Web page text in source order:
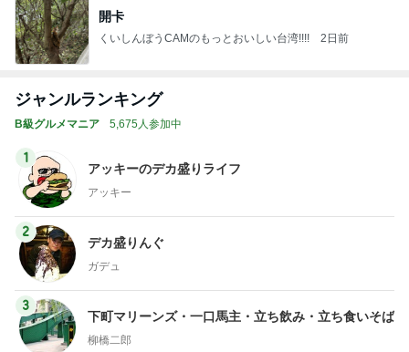
開卡
くいしんぼうCAMのもっとおいしい台湾!!!! 2日前
ジャンルランキング
B級グルメマニア 5,675人参加中
1
アッキーのデカ盛りライフ
アッキー
2
デカ盛りんぐ
ガデュ
3
下町マリーンズ・一口馬主・立ち飲み・立ち食いそば
柳橋二郎